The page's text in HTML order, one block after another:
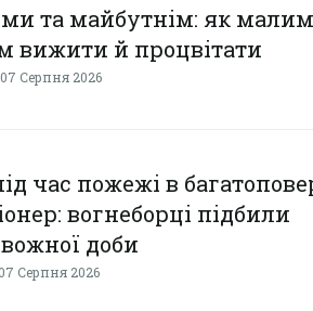
та майбутнім: як малим
вижити й процвітати
07 Серпня 2026
час пожежі в
вогнеборці підбили
доби
Серпня 2026